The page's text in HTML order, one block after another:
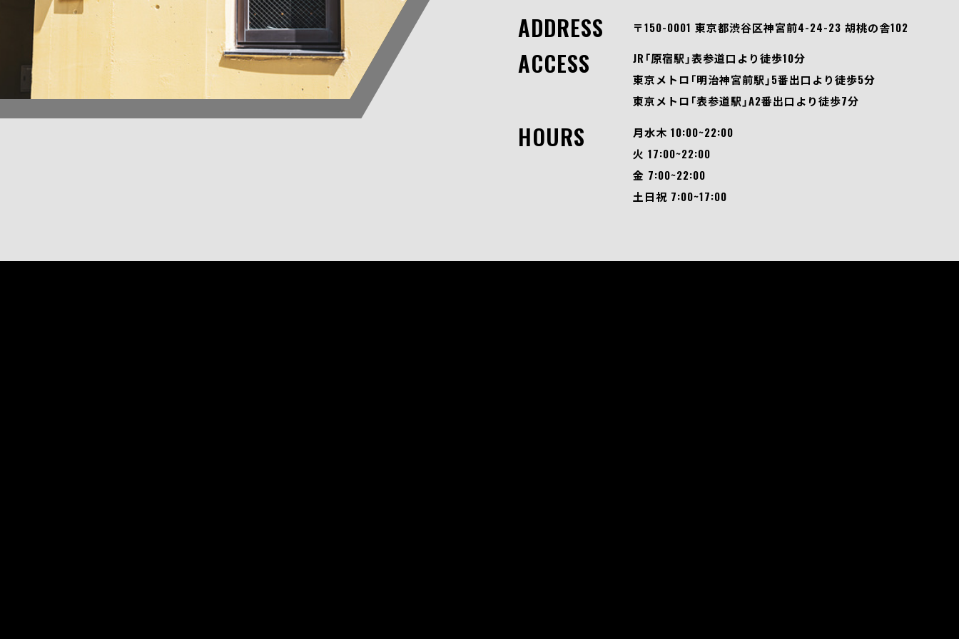
ADDRESS 〒150-0001 東京都渋谷区神宮前4-24-23 胡桃の舎102
ACCESS
JR「原宿駅」表参道口より徒歩10分
東京メトロ「明治神宮前駅」5番出口より徒歩5分
東京メトロ「表参道駅」A2番出口より徒歩7分
HOURS
月水木 10:00~22:00
火 17:00~22:00
金 7:00~22:00
土日祝 7:00~17:00